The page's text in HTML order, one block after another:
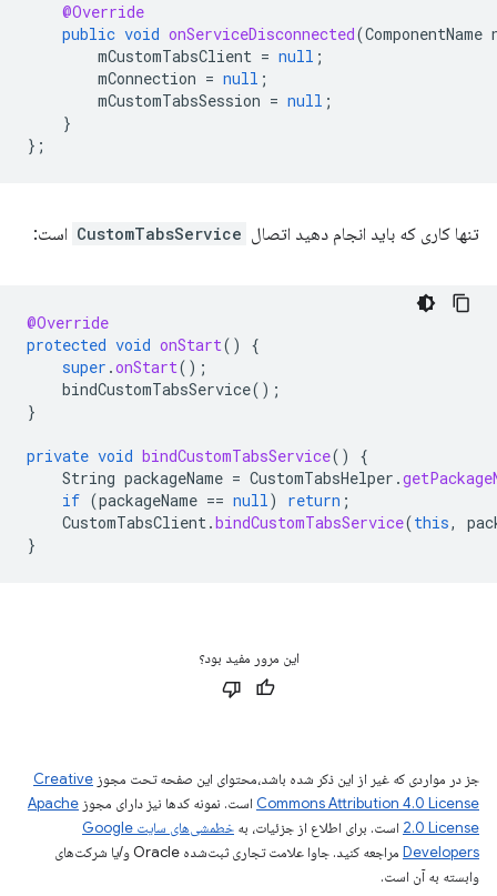
@Override
public void onServiceDisconnected(ComponentName
mCustomTabsClient = null ;
mConnection = null ;
mCustomTabsSession = null ;
}
};
تنها کاری که باید انجام دهید اتصال CustomTabsService است:
@Override
protected void onStart()
{
super .onStart();
bindCustomTabsService();
}
private void bindCustomTabsService()
{
String packageName = CustomTabsHelper .
if (packageName == null) return ;
CustomTabsClient.bindCustomTabsService(this,
}
این مرور مفید بود؟
جز در مواردی که غیر از این ذکر شده باشد،‌محتوای این صفحه تحت مجوز Creative
Commons Attribution 4.0 License است. نمونه کدها نیز دارای مجوز Apache
2.0 License است. برای اطلاع از جزئیات، به
خطمشی‌های سایت Google
Developers‏
مراجعه کنید. جاوا علامت تجاری ثبت‌شده Oracle و/یا شرکت‌های
وابسته به آن است.